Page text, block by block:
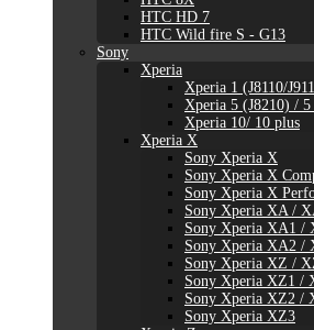
HTC HD 7
HTC Wild fire S - G13
Sony
Xperia
Xperia 1 (J8110/
Xperia 5 (J8210) /
Xperia 10/ 10 plus
Xperia X
Sony Xperia X
Sony Xperia X
Sony Xperia X
Sony Xperia XA /
Sony Xperia XA1 /
Sony Xperia XA2 /
Sony Xperia XZ /
Sony Xperia XZ1 /
Sony Xperia XZ2 /
Sony Xperia XZ3